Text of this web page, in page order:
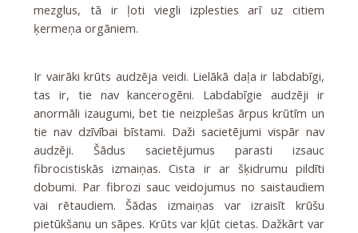
mezglus, tā ir ļoti viegli izplesties arī uz citiem
ķermeņa orgāniem.
Ir vairāki krūts audzēja veidi. Lielākā daļa ir labdabīgi,
tas ir, tie nav kancerogēni. Labdabīgie audzēji ir
anormāli izaugumi, bet tie neizplešas ārpus krūtīm un
tie nav dzīvībai bīstami. Daži sacietējumi vispār nav
audzēji. Šādus sacietējumus parasti izsauc
fibrocistiskās izmaiņas. Cista ir ar šķidrumu pildīti
dobumi. Par fibrozi sauc veidojumus no saistaudiem
vai rētaudiem. Šādas izmaiņas var izraisīt krūšu
pietūkšanu un sāpes. Krūts var kļūt cietas. Dažkārt var